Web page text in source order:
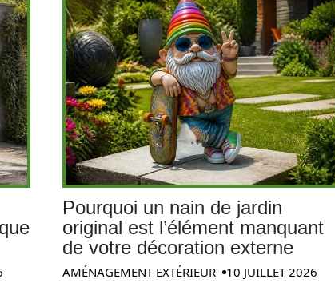
Pourquoi un nain de jardin
original est l’élément manquant
de votre décoration externe
AMÉNAGEMENT EXTÉRIEUR 10 JUILLET 2026